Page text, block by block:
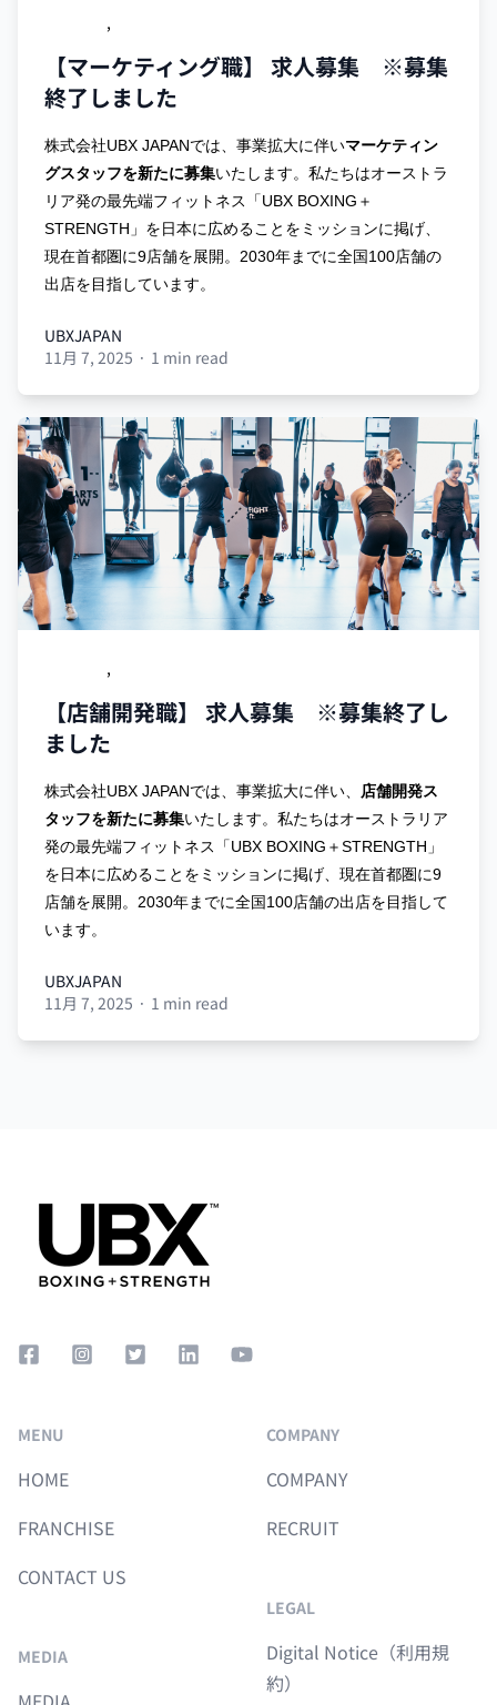
,
【マーケティング職】 求人募集 ※募集
終了しました
株式会社UBX JAPANでは、事業拡大に伴いマーケティン
グスタッフを新たに募集いたします。 私たちはオーストラ
リア発の最先端フィットネス「UBX BOXING＋
STRENGTH」を日本に広めることをミッションに掲げ、
現在首都圏に9店舗を展開。2030年までに全国100店舗の
出店を目指しています。
UBXJAPAN
UBXJAPAN
11月 7, 2025 · 1 min read
,
【店舗開発職】 求人募集 ※募集終了し
ました
株式会社UBX JAPANでは、事業拡大に伴い、
店舗開発ス
タッフを新たに募集いたします。 私たちはオーストラリア
発の最先端フィットネス「UBX BOXING＋STRENGTH」
を日本に広めることをミッションに掲げ、現在首都圏に9
店舗を展開。2030年までに全国100店舗の出店を目指して
います。
UBXJAPAN
UBXJAPAN
11月 7, 2025 · 1 min read
Facebook Square
Instagram Square
Twitter Square
LinkedInYouTube
MENU
HOME
FRANCHISE
CONTACT US
MEDIA
COMPANY
COMPANY
RECRUIT
LEGAL
Digital Notice（利用規
約）